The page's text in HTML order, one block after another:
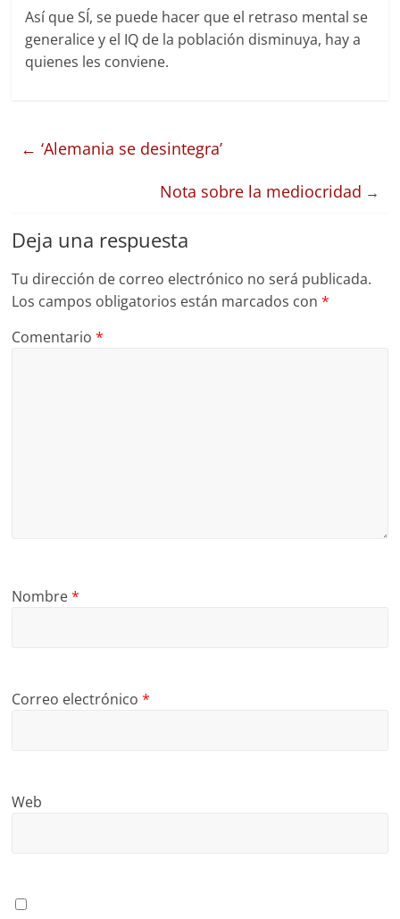
Así que SÍ, se puede hacer que el retraso mental se
generalice y el IQ de la población disminuya, hay a
quienes les conviene.
← ‘Alemania se desintegra’
Nota sobre la mediocridad →
Deja una respuesta
Tu dirección de correo electrónico no será publicada.
Los campos obligatorios están marcados con*
Comentario*
Nombre*
Correo electrónico*
Web